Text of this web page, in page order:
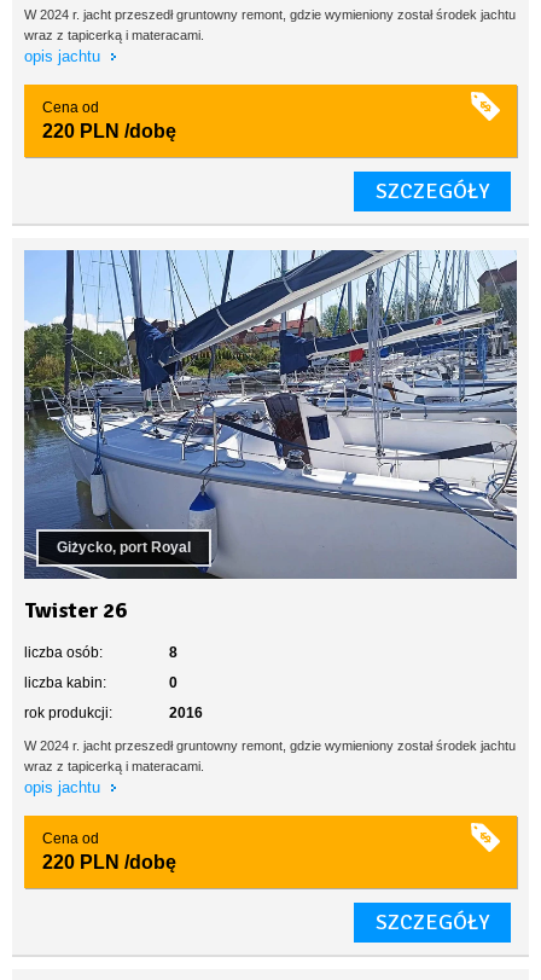
W 2024 r. jacht przeszedł gruntowny remont, gdzie wymieniony został środek jachtu
wraz z tapicerką i materacami.
opis jachtu
Cena od
220 PLN /dobę
SZCZEGÓŁY
Giżycko, port Royal
Twister 26
liczba osób:
8
liczba kabin:
0
rok produkcji:
2016
W 2024 r. jacht przeszedł gruntowny remont, gdzie wymieniony został środek jachtu
wraz z tapicerką i materacami.
opis jachtu
Cena od
220 PLN /dobę
SZCZEGÓŁY